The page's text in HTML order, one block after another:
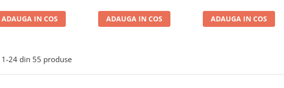
ADAUGA IN COS ADAUGA IN COS ADAUGA IN COS
1-24 din 55 produse